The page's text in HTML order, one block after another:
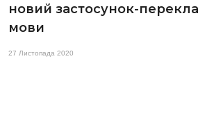
новий застосунок-
мови
27 Листопада 2020